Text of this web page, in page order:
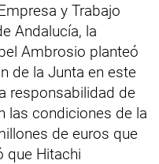
y Trabajo
Andalucía, la
Ambrosio planteó
de la Junta en este
responsabilidad de
las condiciones de la
de euros que
que Hitachi